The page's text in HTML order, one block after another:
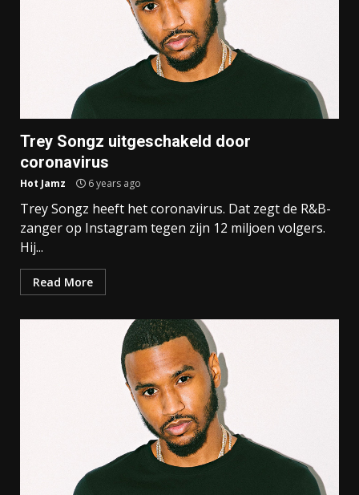
Trey Songz uitgeschakeld door
coronavirus
Hot Jamz 6 years ago
Trey Songz heeft het coronavirus. Dat zegt de R&B-
zanger op Instagram tegen zijn 12 miljoen volgers.
Hij...
Read More